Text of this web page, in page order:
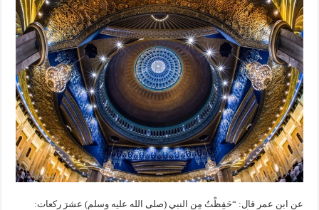
عن ابن عمر قال‏:‏ “‏حَفِظْتُ مِن النبي (صلى الله عليه وسلم) عشرَ ركعات‏:‏